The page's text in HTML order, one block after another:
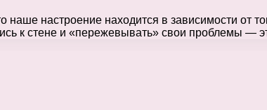
наше настроение находится в зависимости
к стене и «пережевывать» свои проблемы —